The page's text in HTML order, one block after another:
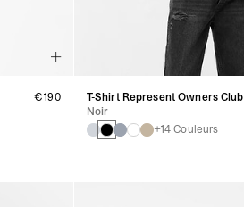
€190
T-Shirt Represent Owners Club
Noir
+14 Couleurs